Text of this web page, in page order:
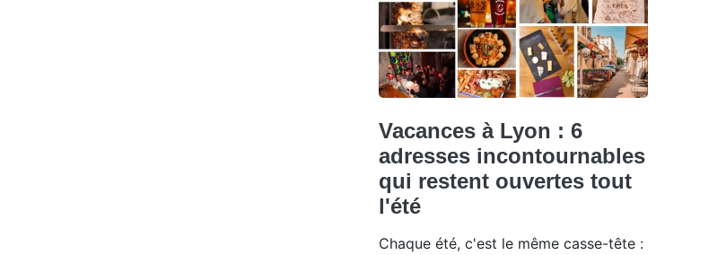
Vacances à Lyon : 6
adresses incontournables
qui restent ouvertes tout
l'été
Chaque été, c'est le même casse-tête :